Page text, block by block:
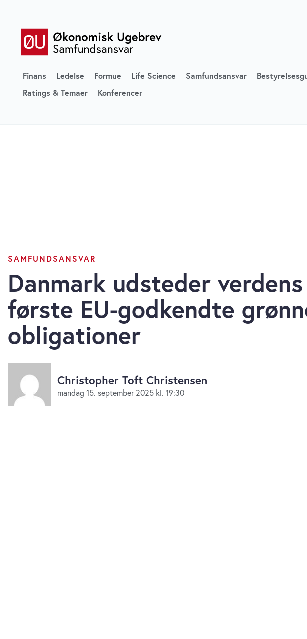
Finans Ledelse Formue Life Science Samfundsansvar
Ratings & Temaer
Konferencer
SAMFUNDSANSVAR
Danmark udsteder verdens
første EU-godkendte
obligationer
Christopher Toft Christensen
mandag 15. september 2025 kl. 19:30